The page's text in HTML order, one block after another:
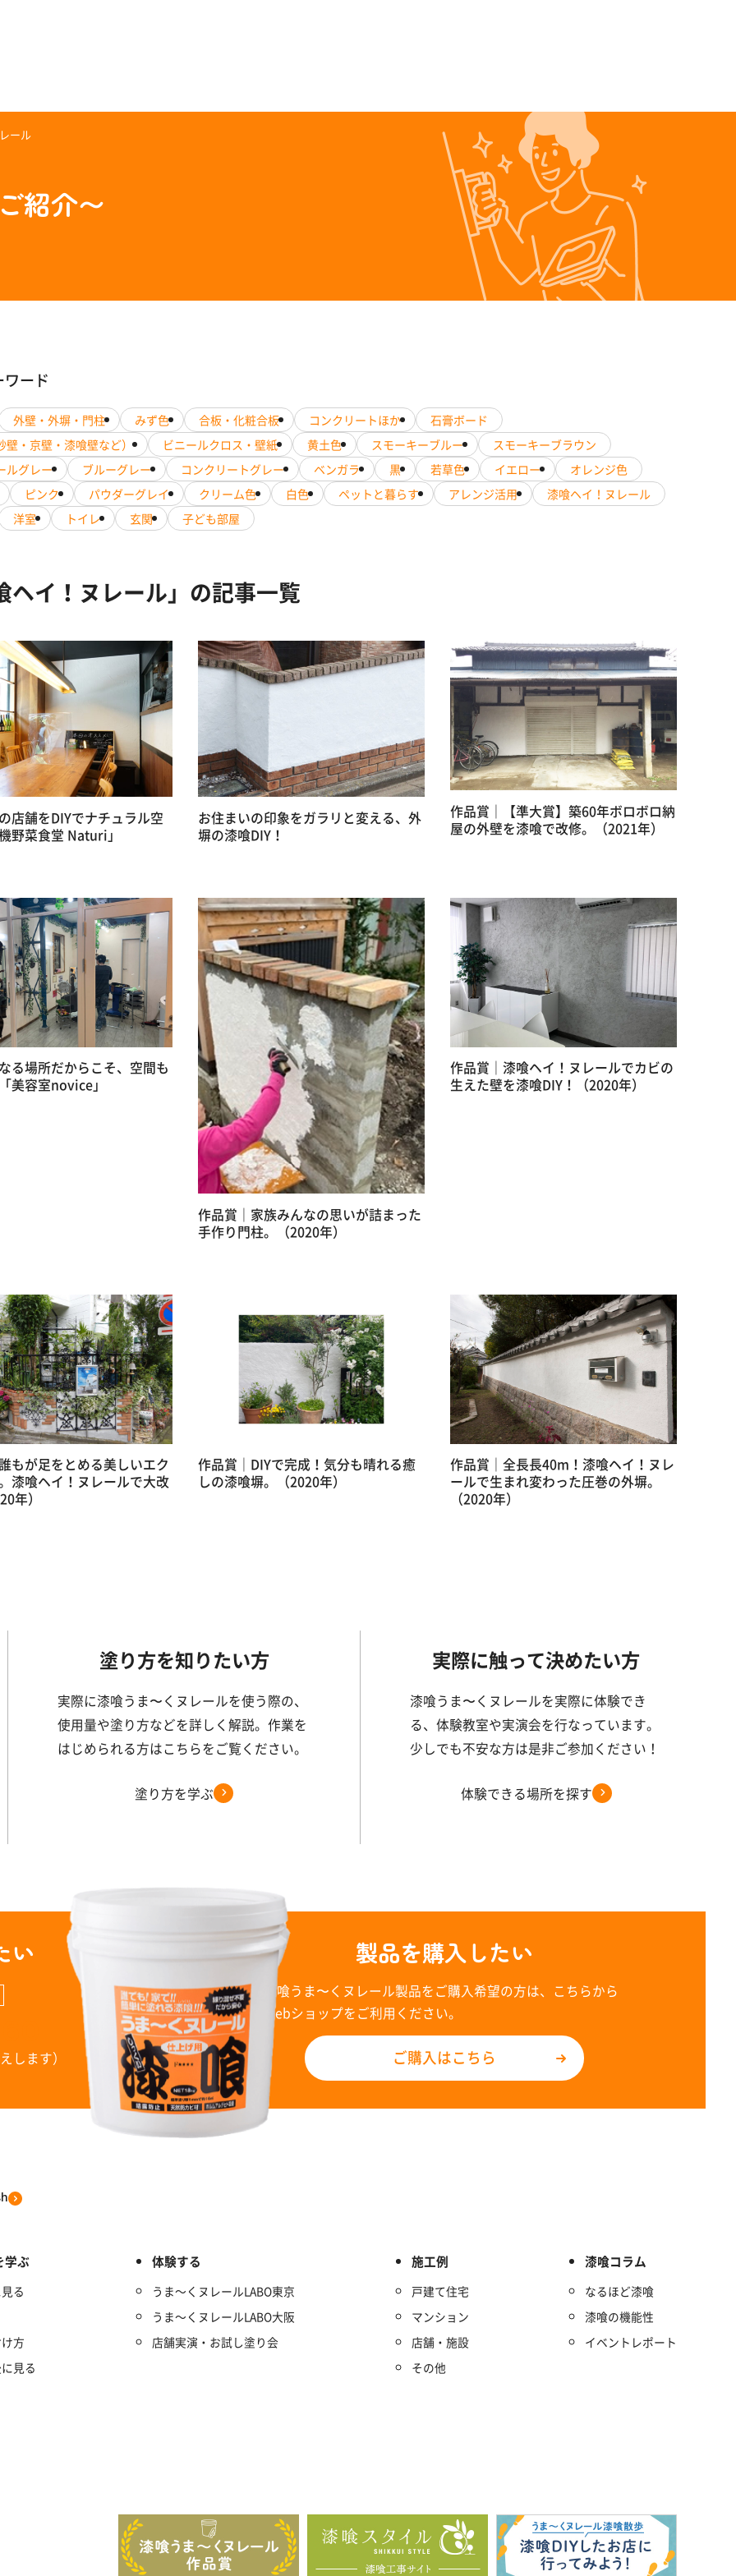
ール
紹介〜
ード
外壁・外塀・門柱 みず色 合板・化粧合板 コンクリートほか
石膏ボード
壁・京壁・漆喰壁など）
ビニールクロス・壁紙 黄土色 スモーキーブルー
スモーキーブラウン
ルグレー
ブルーグレー コンクリートグレー ベンガラ 黒 若草色 イエロー
オレンジ色
ピンク
パウダーグレイ クリーム色 白色 ペットと暮らす アレンジ活用
漆喰ヘイ！ヌレール
洋室
トイレ 玄関 子ども部屋
ヘイ！ヌレール」の記事一覧
店舗をDIYでナチュラル空
野菜食堂 Naturi」
お住まいの印象をガラリと変える、外
塀の漆喰DIY！
作品賞｜【準大賞】築60年ボロボロ納
屋の外壁を漆喰で改修。（2021年）
る場所だからこそ、空間も
美容室novice」
作品賞｜家族みんなの思いが詰まった
手作り門柱。（2020年）
作品賞｜漆喰ヘイ！ヌレールでカビの
生えた壁を漆喰DIY！（2020年）
もが足をとめる美しいエク
漆喰ヘイ！ヌレールで大改
年）
作品賞｜DIYで完成！気分も晴れる癒
しの漆喰塀。（2020年）
作品賞｜全長長40m！漆喰ヘイ！ヌレ
ールで生まれ変わった圧巻の外塀。
（2020年）
塗り方を知りたい方
実際に漆喰うま〜くヌレールを使う際の、
使用量や塗り方などを詳しく解説。作業を
はじめられる方はこちらをご覧ください。
塗り方を学ぶ
実際に触って決めたい方
漆喰うま〜くヌレールを実際に体験でき
る、体験教室や実演会を行なっています。
少しでも不安な方は是非ご参加ください！
体験できる場所を探す
い
します）
製品を購入したい
漆喰うま〜くヌレール製品をご購入希望の方は、こちらから
Webショップをご利用ください。
ご購入はこちら
学ぶ
る
方
見る
体験する
うま～くヌレールLABO東京
うま～くヌレールLABO大阪
店舗実演・お試し塗り会
施工例
戸建て住宅
マンション
店舗・施設
その他
漆喰コラム
なるほど漆喰
漆喰の機能性
イベントレポート